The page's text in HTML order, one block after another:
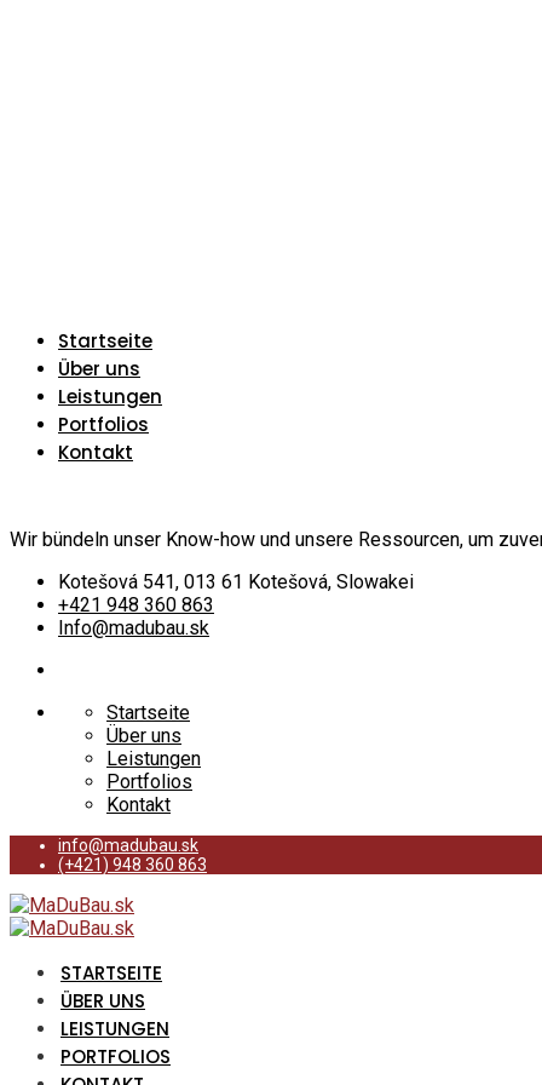
Startseite
Über uns
Leistungen
Portfolios
Kontakt
Wir bündeln unser Know-how und unsere Ressourcen, um
Kotešová 541, 013 61 Kotešová, Slowakei
+421 948 360 863
Info@madubau.sk
Startseite
Über uns
Leistungen
Portfolios
Kontakt
info@madubau.sk
(+421) 948 360 863
STARTSEITE
ÜBER UNS
LEISTUNGEN
PORTFOLIOS